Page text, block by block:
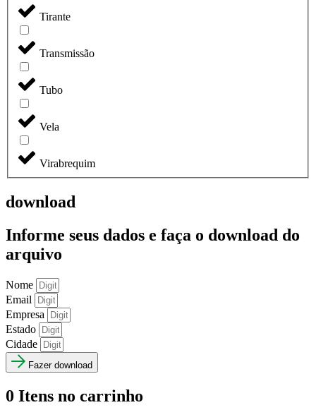
Tirante
Transmissão
Tubo
Vela
Virabrequim
download
Informe seus dados e faça o download do
arquivo
Nome
Email
Empresa
Estado
Cidade
Fazer download
0 Itens no carrinho